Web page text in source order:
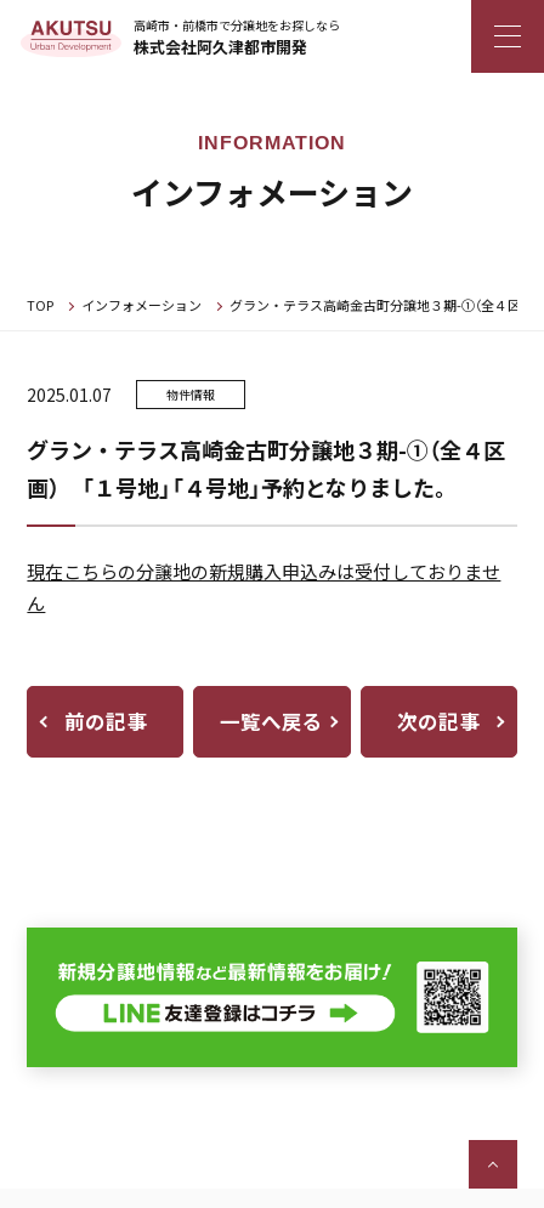
高崎市・前橋市で分譲地をお探しなら
株式会社阿久津都市開発
インフォメーション
TOP インフォメーション グラン・テラス高崎金古町分譲地３期-①（全４区画
2025.01.07 物件情報
グラン・テラス高崎金古町分譲地３期-①（全４区
画） 「１号地」「４号地」予約となりました。
現在こちらの分譲地の新規購入申込みは受付しておりませ
ん
前の記事 一覧へ戻る 次の記事